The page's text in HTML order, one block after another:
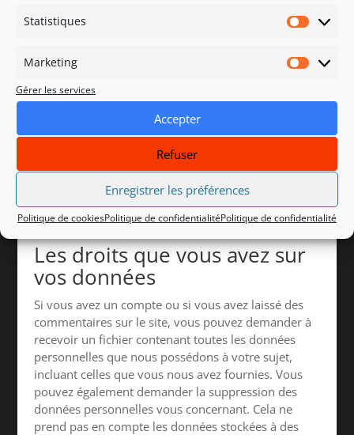
Statistiques
Marketing
Gérer les services
Accepter
Refuser
Enregistrer les préférences
Politique de cookiesPolitique de confidentialitéPolitique de confidentialité
permet de reconnaître et approuver
de les laisser dans la file de modération.
Pour les utilisateurs et utilisatrices qui s’enregistrent
sur notre site (si cela est possible), nous stockons
également les données personnelles indiquées dans
leur profil. Tous les utilisateurs et utilisatrices
peuvent voir, modifier ou supprimer leurs
informations personnelles à tout moment (à
l’exception de leur nom d’utilisateur·ice). Les
gestionnaires du site peuvent aussi voir et modifier
ces informations.
Les droits que vous avez sur
vos données
Si vous avez un compte ou si vous avez laissé des
commentaires sur le site, vous pouvez demander à
recevoir un fichier contenant toutes les données
personnelles que nous possédons à votre sujet,
incluant celles que vous nous avez fournies. Vous
pouvez également demander la suppression des
données personnelles vous concernant. Cela ne
prend pas en compte les données stockées à des